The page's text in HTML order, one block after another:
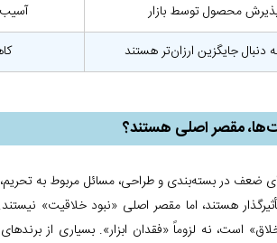
محصول توسط بازار
جایگزین ارزان‌تر هستند
مقصر اصلی هستند؟
ضعف در بسته‌بندی و طراحی، مسائل مربوط به
هستند، اما مقصر اصلی «نبود خلاقیت»
است، نه لزوماً «فقدان ابزار». بسیاری از